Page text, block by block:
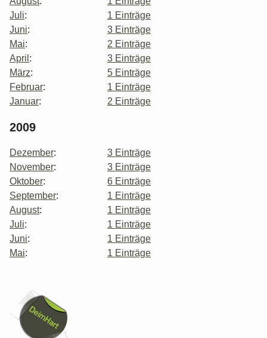
Juli:
1 Einträge
Juni:
3 Einträge
Mai:
2 Einträge
April :
3 Einträge
März:
5 Einträge
Februar:
1 Einträge
Januar: 2 Einträge
2009
Dezember:
3 Einträge
November:
3 Einträge
Oktober:
6 Einträge
September:
1 Einträge
August:
1 Einträge
Juli:
1 Einträge
Juni:
1 Einträge
Mai: 1 Einträge
Seitenleiste